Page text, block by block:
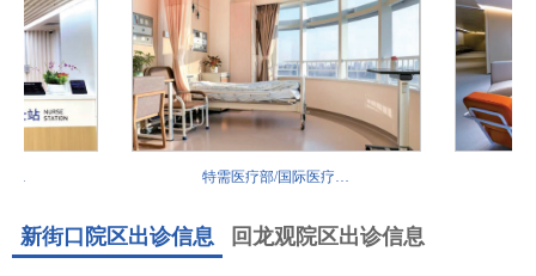
特需医疗部/国际医疗…
新街口院区出诊信息 回龙观院区出诊信息